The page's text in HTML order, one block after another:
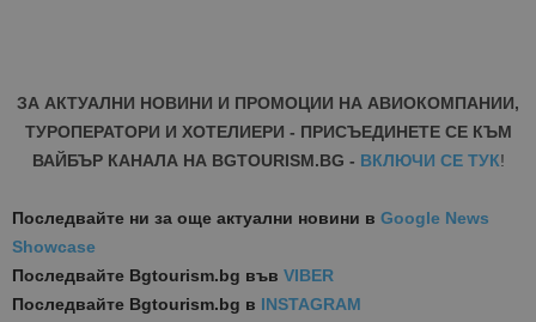
ЗА АКТУАЛНИ НОВИНИ И ПРОМОЦИИ НА АВИОКОМПАНИИ,
ТУРОПЕРАТОРИ И ХОТЕЛИЕРИ - ПРИСЪЕДИНЕТЕ СЕ КЪМ
ВАЙБЪР КАНАЛА НА BGTOURISM.BG - ВКЛЮЧИ СЕ ТУК!
Последвайте ни за още актуални новини в Google News
Showcase
Последвайте Bgtourism.bg във VIBER
Последвайте Bgtourism.bg в INSTAGRAM